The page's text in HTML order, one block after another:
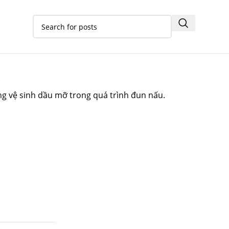
vệ sinh dầu mỡ trong quá trình đun nấu.